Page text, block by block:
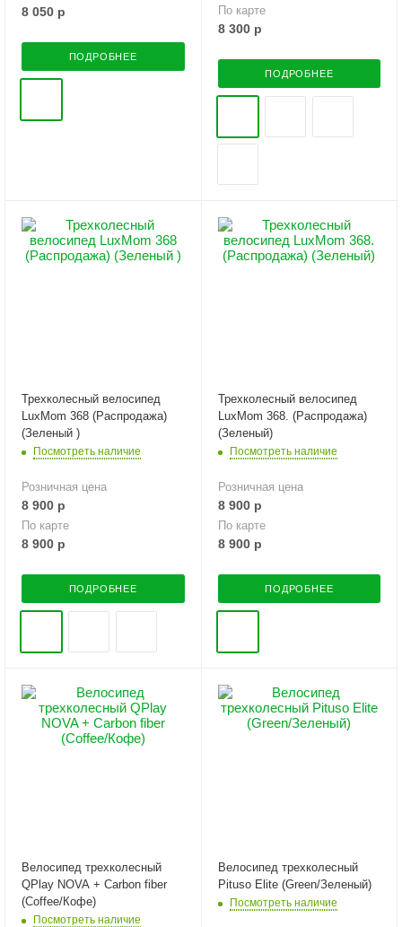
8 050 р
ПОДРОБНЕЕ
По карте
8 300р
ПОДРОБНЕЕ
Трехколесный велосипед
LuxMom 368 (Распродажа)
(Зеленый )
Посмотреть наличие
Розничная цена
8 900 р
По карте
8 900 р
ПОДРОБНЕЕ
Трехколесный велосипед
LuxMom 368. (Распродажа)
(Зеленый)
Посмотреть наличие
Розничная цена
8 900р
По карте
8 900р
ПОДРОБНЕЕ
Велосипед трехколесный
QPlay NOVA + Carbon fiber
(Coffee/Кофе)
Посмотреть наличие
Велосипед трехколесный
Pituso Elite (Green/Зеленый)
Посмотреть наличие